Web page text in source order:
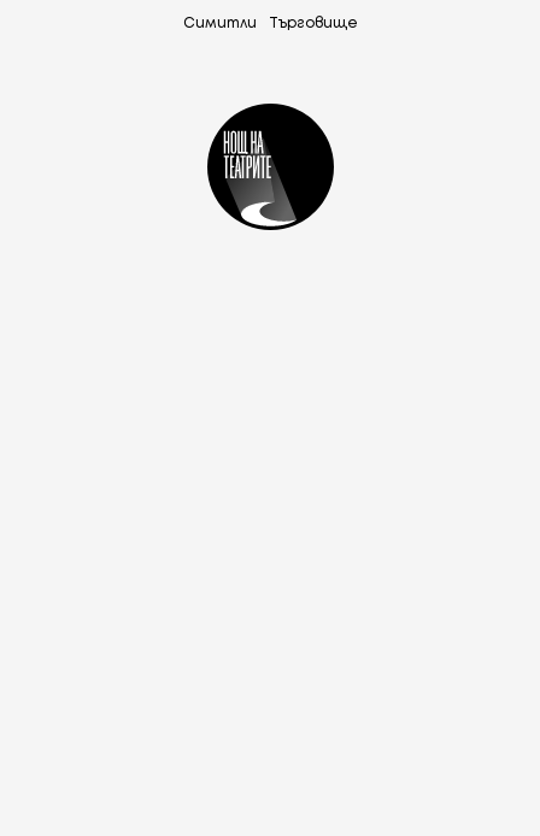
Симитли Tърговище